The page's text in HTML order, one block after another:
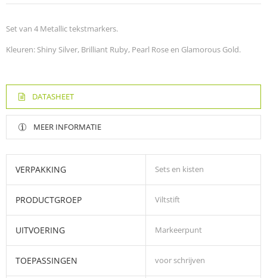
Set van 4 Metallic tekstmarkers.
Kleuren: Shiny Silver, Brilliant Ruby, Pearl Rose en Glamorous Gold.
DATASHEET
MEER INFORMATIE
VERPAKKING Sets en kisten
PRODUCTGROEP Viltstift
UITVOERING Markeerpunt
TOEPASSINGEN voor schrijven